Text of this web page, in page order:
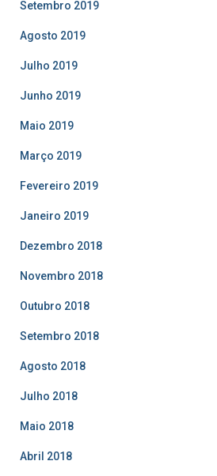
Setembro 2019
Agosto 2019
Julho 2019
Junho 2019
Maio 2019
Março 2019
Fevereiro 2019
Janeiro 2019
Dezembro 2018
Novembro 2018
Outubro 2018
Setembro 2018
Agosto 2018
Julho 2018
Maio 2018
Abril 2018